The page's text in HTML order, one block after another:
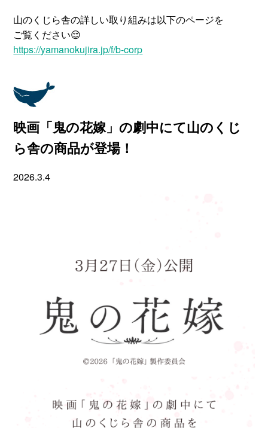
山のくじら舎の詳しい取り組みは以下のページを
ご覧ください😌
https://yamanokujira.jp/f/b-corp
映画「鬼の花嫁」の劇中にて山のくじ
ら舎の商品が登場！
2026.3.4